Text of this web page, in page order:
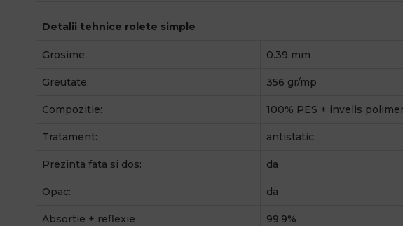
Detalii tehnice rolete simple
Grosime: 0.39 mm
Greutate: 356 gr/mp
Compozitie: 100% PES + invelis
Tratament: antistatic
Prezinta fata si dos: da
Opac: da
Absortie + reflexie 99.9%